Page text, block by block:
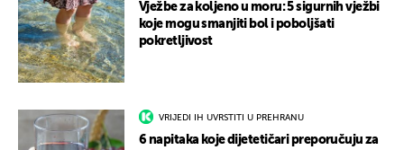
Vježbe za koljeno u moru: 5 sigurnih vježbi
koje mogu smanjiti bol i poboljšati
pokretljivost
VRIJEDI IH UVRSTITI U PREHRANU
6 napitaka koje dijetetičari preporučuju za